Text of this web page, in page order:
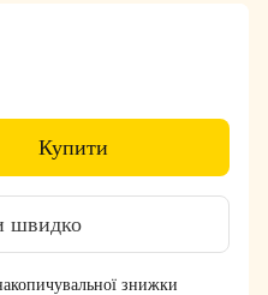
Купити
швидко
знижки